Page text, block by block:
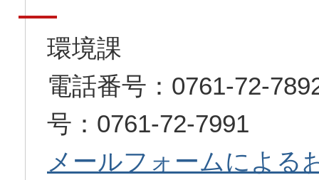
環境課
電話番号：0761-72-
号：0761-72-7991
メールフォームによる